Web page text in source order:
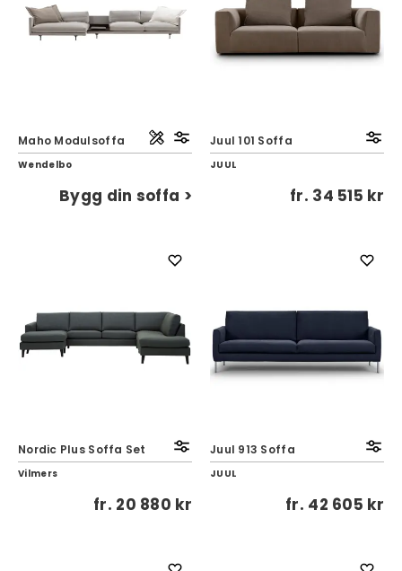
Maho Modulsoffa
Wendelbo
Bygg din soffa >
Juul 101 Soffa
JUUL
fr. 34 515 kr
Nordic Plus Soffa Set
Vilmers
fr. 20 880 kr
Juul 913 Soffa
JUUL
fr. 42 605 kr